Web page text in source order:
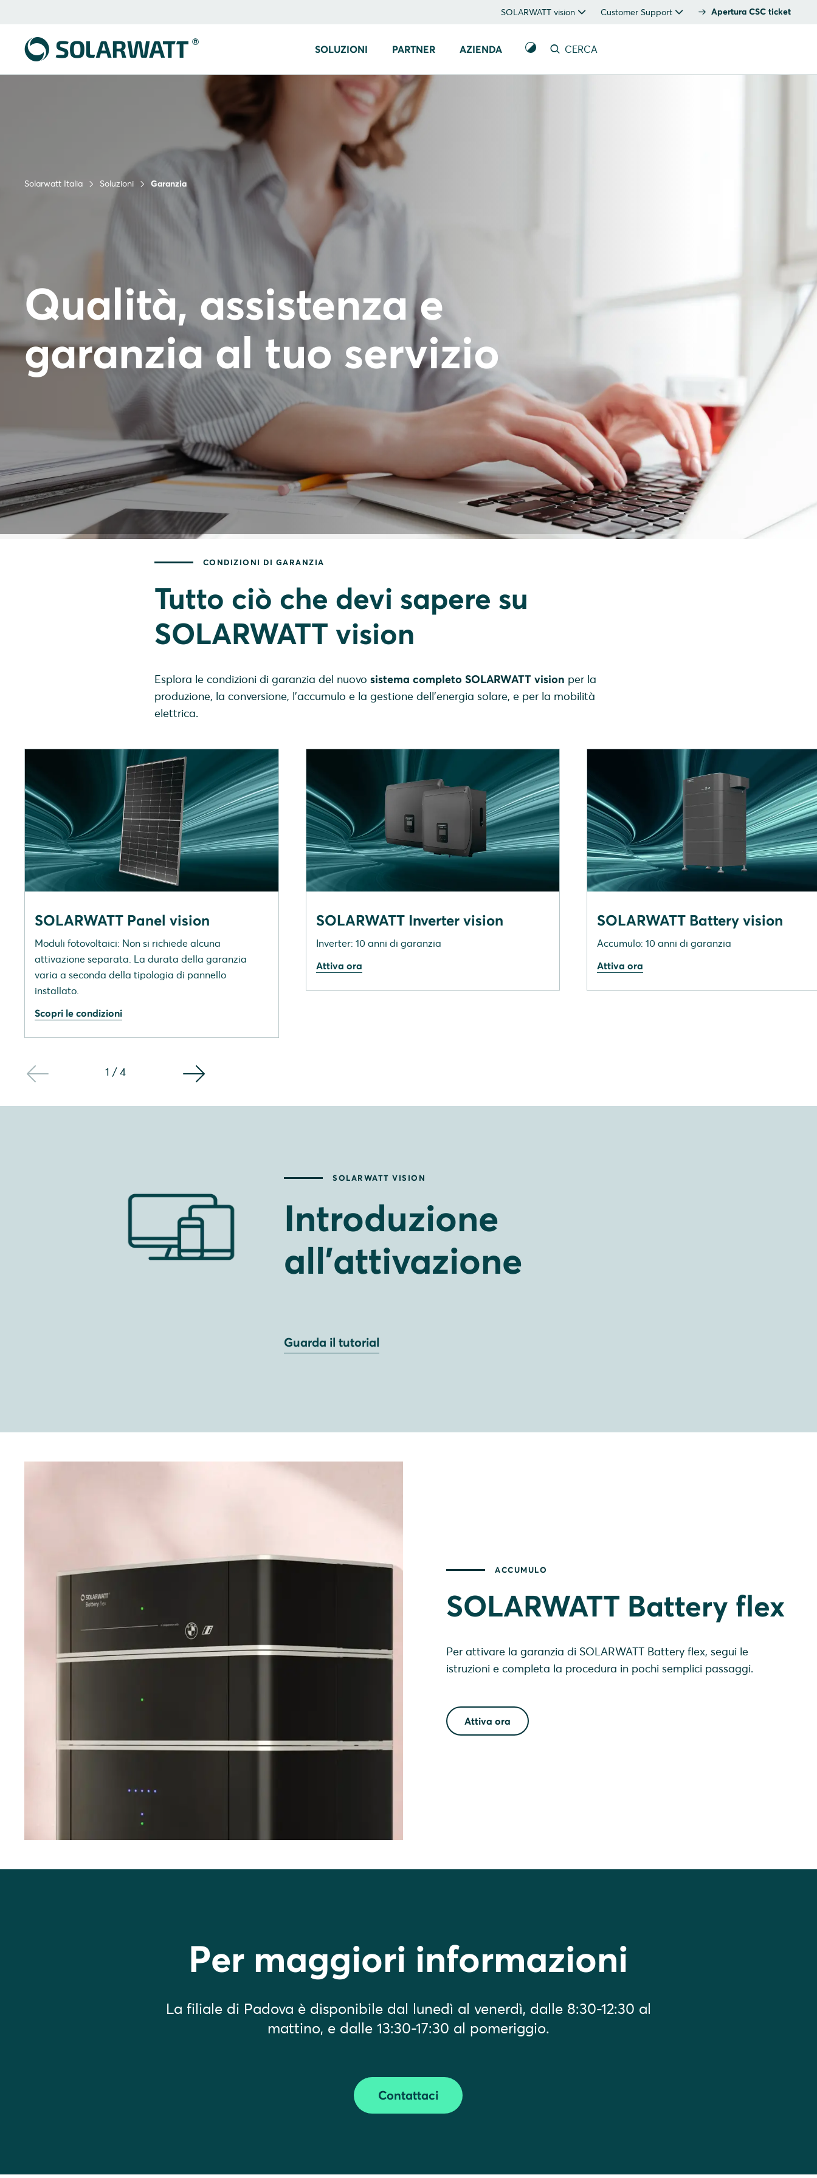
SOLARWATT vision Customer Support Apertura CSC ticket
SOLUZIONI PARTNER AZIENDA CERCA
Solarwatt Italia Soluzioni Garanzia
Qualità, assistenza e
garanzia al tuo servizio
CONDIZIONI DI GARANZIA
Tutto ciò che devi sapere su
SOLARWATT vision
Esplora le condizioni di garanzia del nuovo sistema completo SOLARWATT vision per la
produzione, la conversione, l'accumulo e la gestione dell'energia solare, e per la mobilità
elettrica.
SOLARWATT Panel vision
Moduli fotovoltaici: Non si richiede alcuna
attivazione separata. La durata della garanzia
varia a seconda della tipologia di pannello
installato.
Scopri le condizioni
SOLARWATT Inverter vision
Inverter: 10 anni di garanzia
Attiva ora
SOLARWATT Battery vision
Accumulo: 10 anni di garanzia
Attiva ora
1 /4
SOLARWATT VISION
Introduzione
all'attivazione
Guarda il tutorial
ACCUMULO
SOLARWATT Battery flex
Per attivare la garanzia di SOLARWATT Battery flex, segui le
istruzioni e completa la procedura in pochi semplici passaggi.
Attiva ora
Per maggiori informazioni
La filiale di Padova è disponibile dal lunedì al venerdì, dalle 8:30-12:30 al
mattino, e dalle 13:30-17:30 al pomeriggio.
Contattaci